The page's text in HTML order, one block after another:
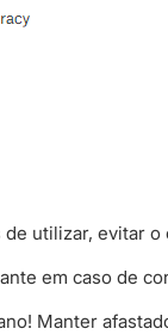
utilizar, evitar
em caso de
Manter